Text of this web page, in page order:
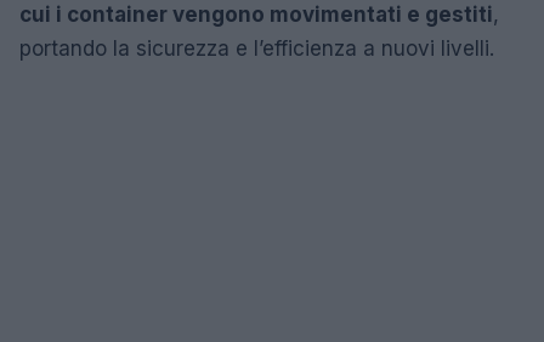
cui i container vengono movimentati e gestiti,
portando la sicurezza e l’efficienza a nuovi livelli.